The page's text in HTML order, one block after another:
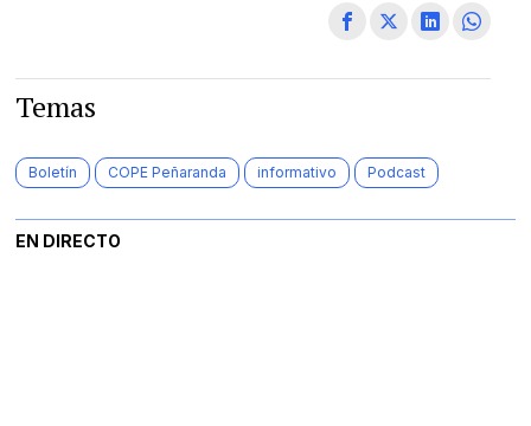
Temas
Boletín COPE Peñaranda informativo Podcast
EN DIRECTO